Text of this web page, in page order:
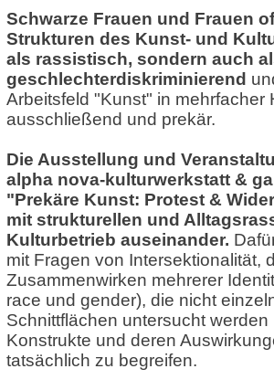
Schwarze Frauen und Frauen
Strukturen des Kunst- und
als rassistisch, sondern auch
geschlechterdiskriminierend
Arbeitsfeld "Kunst" in mehrfacher
ausschließend und prekär.
Die Ausstellung und
alpha nova-kulturwerkstatt &
"Prekäre Kunst: Protest &
mit strukturellen und
Kulturbetrieb auseinander.
mit Fragen von Intersektionalität,
Zusammenwirken mehrerer
race und gender), die nicht
Schnittflächen untersucht
Konstrukte und deren
tatsächlich zu begreifen.